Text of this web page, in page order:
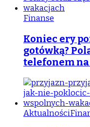
Finanse
Koniec ery
gotówką?
telefonem
Aktualności